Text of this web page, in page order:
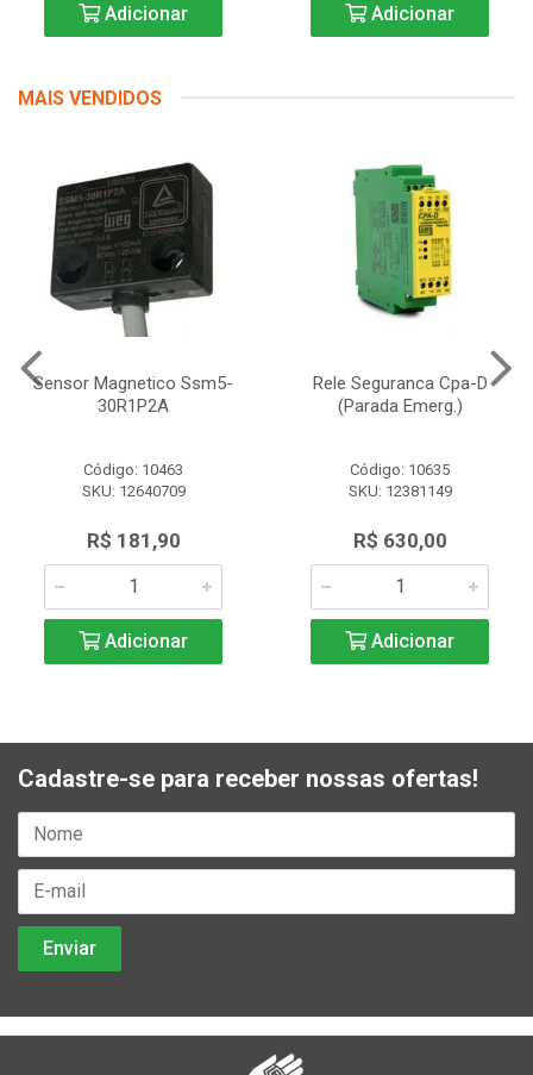
Adicionar Adicionar
MAIS VENDIDOS
Sensor Magnetico Ssm5-
30R1P2A
Código: 10463
SKU: 12640709
R$ 181,90
Adicionar
Rele Seguranca Cpa-D
(Parada Emerg.)
Código: 10635
SKU: 12381149
R$ 630,00
Adicionar
Cadastre-se para receber nossas ofertas!